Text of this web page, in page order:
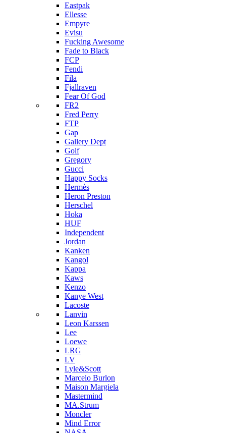
Eastpak
Ellesse
Empyre
Evisu
Fucking Awesome
Fade to Black
FCP
Fendi
Fila
Fjallraven
Fear Of God
FR2
Fred Perry
FTP
Gap
Gallery Dept
Golf
Gregory
Gucci
Happy Socks
Hermès
Heron Preston
Hersсhel
Hoka
HUF
Independent
Jordan
Kanken
Kangol
Kappa
Kaws
Kenzo
Kanye West
Lacoste
Lanvin
Leon Karssen
Lee
Loewe
LRG
LV
Lyle&Scott
Marcelo Burlon
Maison Margiela
Mastermind
MA.Strum
Moncler
Mind Error